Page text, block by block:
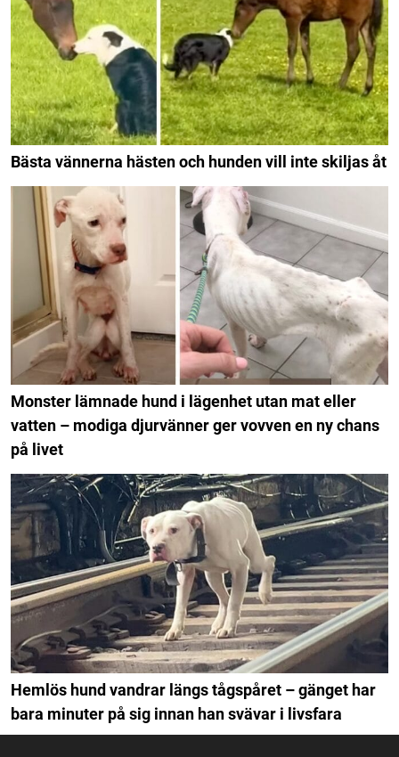
Bästa vännerna hästen och hunden vill inte skiljas åt
Monster lämnade hund i lägenhet utan mat eller
vatten – modiga djurvänner ger vovven en ny chans
på livet
Hemlös hund vandrar längs tågspåret – gänget har
bara minuter på sig innan han svävar i livsfara